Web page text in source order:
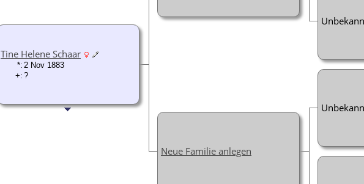
Tine Helene Schaar
*: 2 Nov 1883
+: ?
Neue Familie anlegen